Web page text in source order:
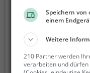
Speichern
einem
Weitere
210 Partner werden
verarbeiten und